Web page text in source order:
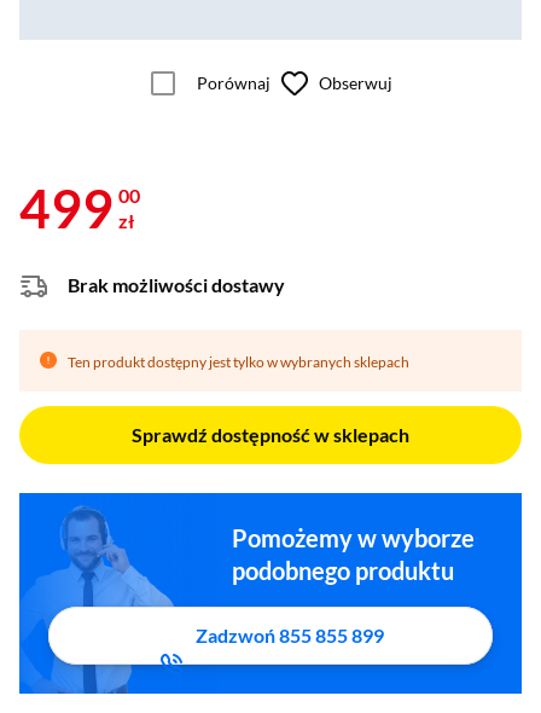
Porównaj Obserwuj
499 00
zł
Brak możliwości dostawy
Ten produkt dostępny jest tylko w wybranych sklepach
Sprawdź dostępność w sklepach
Pomożemy w wyborze
podobnego produktu
Zadzwoń 855 855 899